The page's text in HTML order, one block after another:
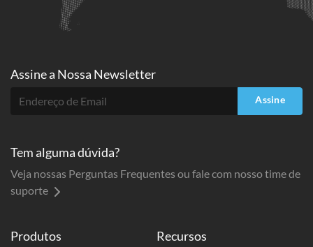
Produtos Recursos
Assine a Nossa Newsletter
Assine
Tem alguma dúvida?
Veja nossas Perguntas Frequentes ou fale com nosso time de
suporte